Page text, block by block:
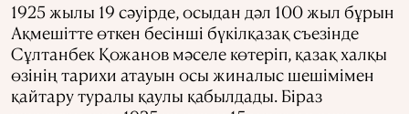
1925 жылы 19 сәуірде, осыдан дәл 100 жыл бұрын
Ақмешітте өткен бесінші бүкілқазақ съезінде
Сұлтанбек Қожанов мәселе көтеріп, қазақ халқы
өзінің тарихи атауын осы жиналыс шешімімен
қайтару туралы қаулы қабылдады. Біраз